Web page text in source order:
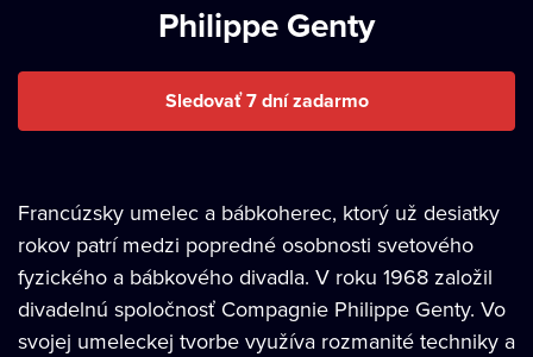
Philippe Genty
Sledovať 7 dní zadarmo
Francúzsky umelec a bábkoherec, ktorý už desiatky
rokov patrí medzi popredné osobnosti svetového
fyzického a bábkového divadla. V roku 1968 založil
divadelnú spoločnosť Compagnie Philippe Genty. Vo
svojej umeleckej tvorbe využíva rozmanité techniky a